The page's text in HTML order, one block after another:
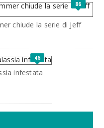
86
chiude la serie di Jeff
46
infestata